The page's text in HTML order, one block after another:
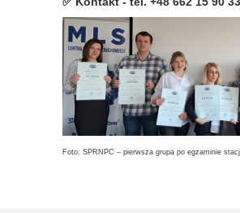
Foto: SPRNPC – pierwsza grupa po egzaminie